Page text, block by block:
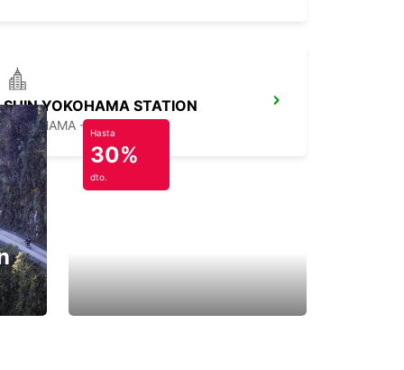
SHIN YOKOHAMA STATION
YOKOHAMA - JAPAN
Hasta
30%
dto.